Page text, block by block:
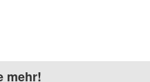
mehr!